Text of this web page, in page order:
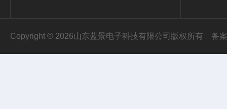
Copyright © 2026山东蓝景电子科技有限公司版权所有 备